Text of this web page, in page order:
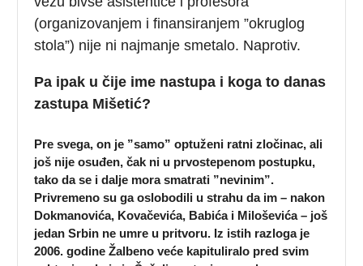
(organizovanjem i finansiranjem ”okruglog
stola”) nije ni najmanje smetalo. Naprotiv.
Pa ipak u čije ime nastupa i koga to danas
zastupa Mišetić?
Pre svega, on je ”samo” optuženi ratni zločinac, ali
još nije osuđen, čak ni u prvostepenom postupku,
tako da se i dalje mora smatrati ”nevinim”.
Privremeno su ga oslobodili u strahu da im – nakon
Dokmanovića, Kovačevića, Babića i Miloševića – još
jedan Srbin ne umre u pritvoru. Iz istih razloga je
2006. godine Žalbeno veće kapituliralo pred svim